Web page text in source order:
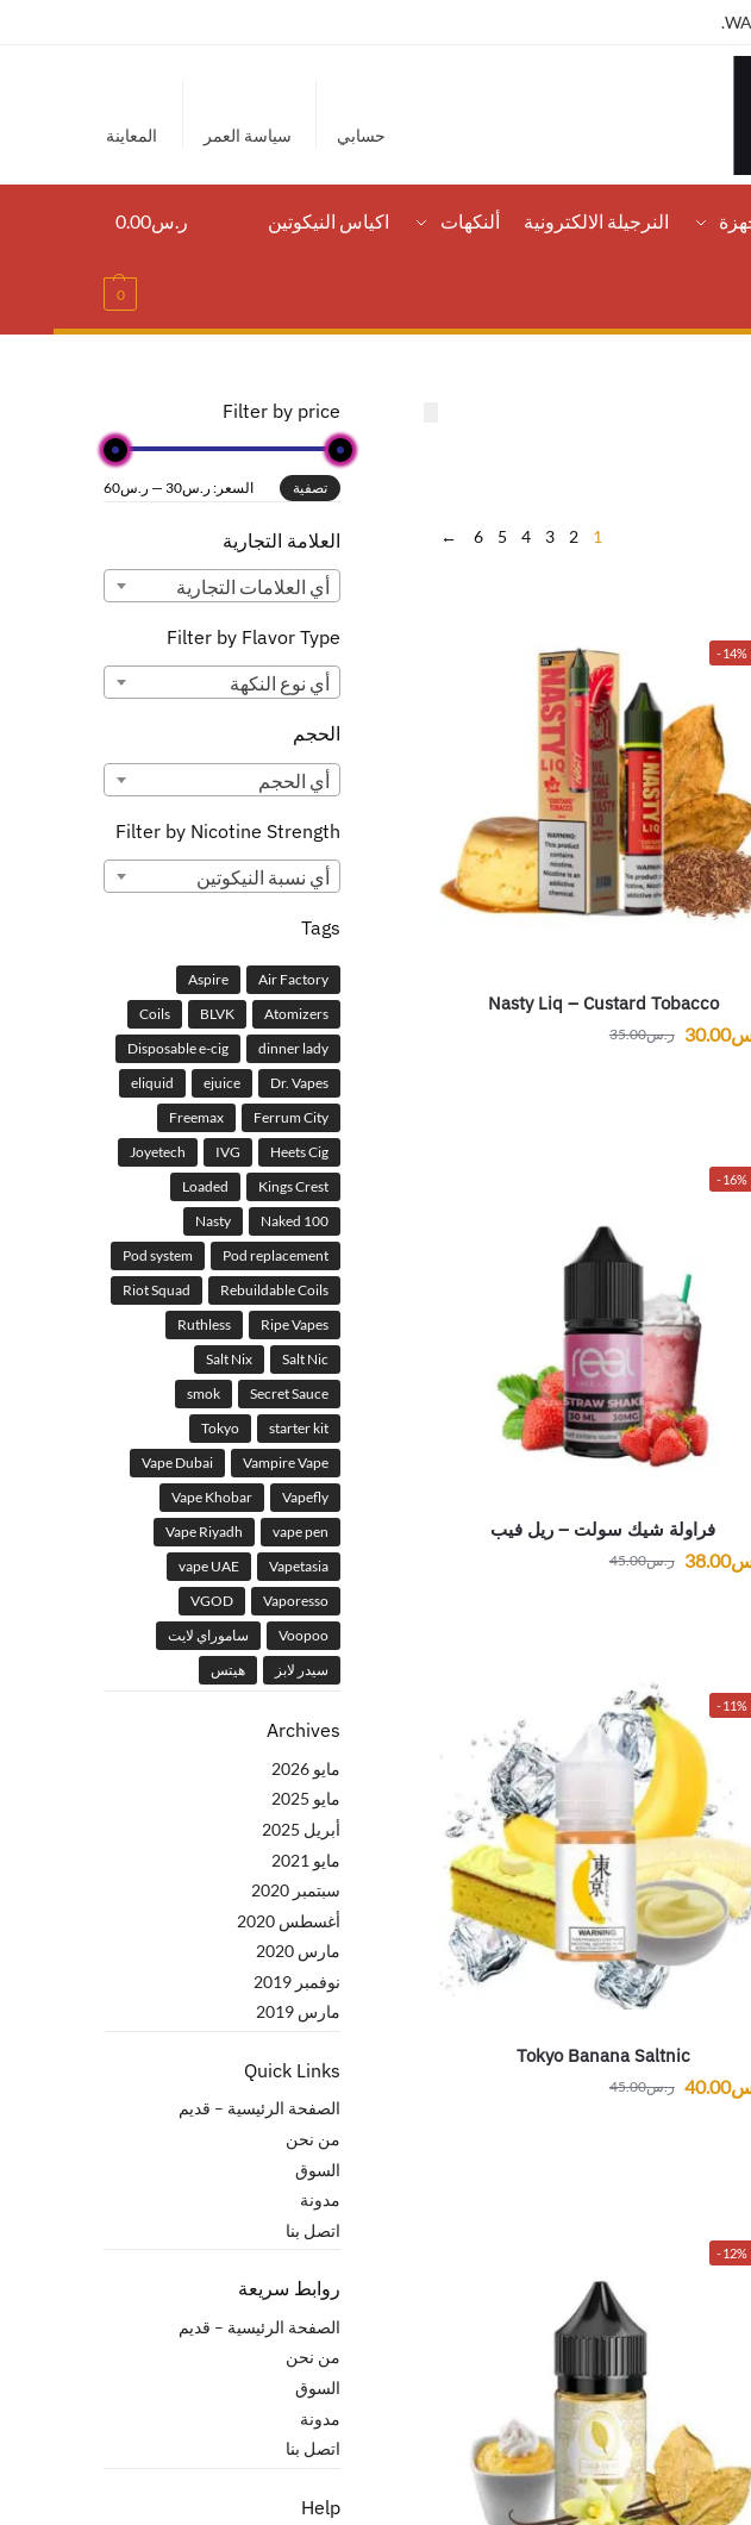
حسابي سياسة العمر المعاينة
النرجيلة الالكترونية ألنكهات اكياس النيكوتين ر.س0.00
0
1
2
3
4
5
6
←
-14%
Nasty Liq – Custard Tobacco
ر.س35.00 30.00
-16%
فراولة شيك سولت – ريل فيب
ر.س45.00 38.00
-11%
Tokyo Banana Saltnic
ر.س45.00 40.00
-12%
Filter by price
تصفية السعر: ر.س30 — ر.س60
العلامة التجارية
أي ‏العلامات التجارية
Filter by Flavor Type
أي ‏نوع النكهة
الحجم
أي ‏الحجم
Filter by Nicotine Strength
أي ‏نسبة النيكوتين
Tags
Air Factory
Aspire
Atomizers
BLVK
Coils
dinner lady
Disposable e-cig
Dr. Vapes
ejuice
eliquid
Ferrum City
Freemax
Heets Cig
IVG
Joyetech
Kings Crest
Loaded
Naked 100
Nasty
Pod replacement
Pod system
Rebuildable Coils
Riot Squad
Ripe Vapes
Ruthless
Salt Nic
Salt Nix
Secret Sauce
smok
starter kit
Tokyo
Vampire Vape
Vape Dubai
Vapefly
Vape Khobar
vape pen
Vape Riyadh
Vapetasia
vape UAE
Vaporesso
VGOD
Voopoo
ساموراي لايت
سيدر لابز
هيتس
Archives
مايو 2026
مايو 2025
أبريل 2025
مايو 2021
سبتمبر 2020
أغسطس 2020
مارس 2020
نوفمبر 2019
مارس 2019
Quick Links
الصفحة الرئيسية – قدیم
من نحن
السوق
مدونة
اتصل بنا
روابط سريعة
الصفحة الرئيسية – قدیم
من نحن
السوق
مدونة
اتصل بنا
Help